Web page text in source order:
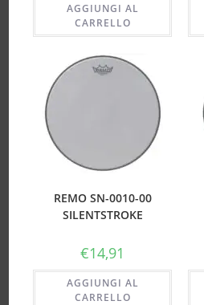
AGGIUNGI AL
CARRELLO
REMO SN-0010-00
SILENTSTROKE
€14,91
AGGIUNGI AL
CARRELLO